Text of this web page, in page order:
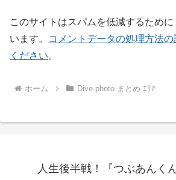
このサイトはスパムを低減するため
います。
コメントデータの処理方法
ください。
ホーム Dive-photo まとめ ｴﾘｱ
人生後半戦！『つぶあんく